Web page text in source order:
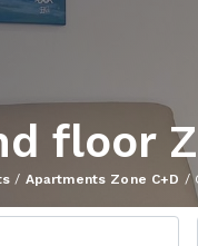
floor
/ Apartments Zone C+D /